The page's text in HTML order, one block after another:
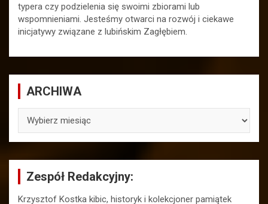
typera czy podzielenia się swoimi zbiorami lub
wspomnieniami. Jesteśmy otwarci na rozwój i ciekawe
inicjatywy związane z lubińskim Zagłębiem.
ARCHIWA
Zespół Redakcyjny:
Krzysztof Kostka kibic, historyk i kolekcjoner pamiątek